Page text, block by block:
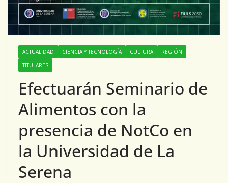
ACTUALIDAD CIENCIA Y TECNOLOGÍA CULTURA
REGIÓN
TITULARES
Efectuarán Seminario de
Alimentos con la
presencia de NotCo en
la Universidad de La
Serena